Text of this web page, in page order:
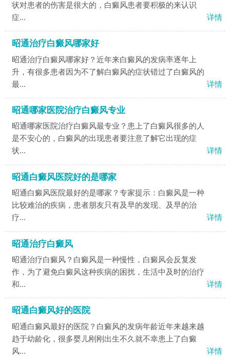
状对患者的伤害是很大的，白癜风患者要积极的来认识
症...
详情
昭通治疗白癜风哪家好
昭通治疗白癜风哪家好？近年来白癜风的发病率逐年上
升，有很多患者因为不了解白癜风的症状错过了白癜风的
最...
详情
昭通哪家医院治疗白癜风专业
昭通哪家医院治疗白癜风最专业？患上了白癜风很多的人
是不安心的，白癜风的出现患者要注意了解它出现的症
状...
详情
昭通白癜风医院好的是哪家
昭通白癜风医院最好的是哪家？专家提示：白癜风是一种
比较难治的疾病，患者朋友只有及早的发现、及早的治
疗...
详情
昭通治疗白癜风
昭通治疗白癜风？白癜风是一种慢性，白癜风会反复发
作，为了避免白癜风这种疾病的困扰，生活中及时的治疗
和...
详情
昭通白癜风好的医院
昭通白癜风最好的医院？白癜风的发病年龄近年来越来越
趋于幼龄化，很多婴儿刚刚出生不久就不幸患上了白癜
风...
详情